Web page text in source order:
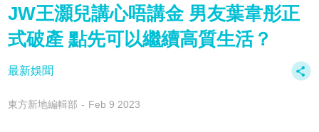
JW王灝兒講心唔講金 男友葉韋彤正
式破產 點先可以繼續高質生活？
最新娛聞
東方新地編輯部 Feb 9 2023